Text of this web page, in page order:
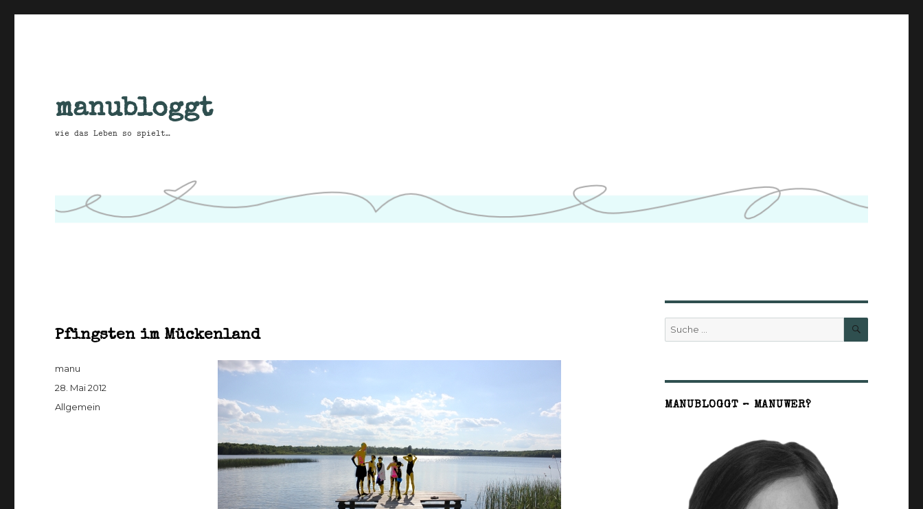
manubloggt
wie das Leben so spielt…
Pfingsten im Mückenland
Autor
manu
Veröffentlicht
am
28. Mai 2012
Kategorien
Allgemein
Suche
nach:
SUCHE
MANUBLOGGT – MANUWER?